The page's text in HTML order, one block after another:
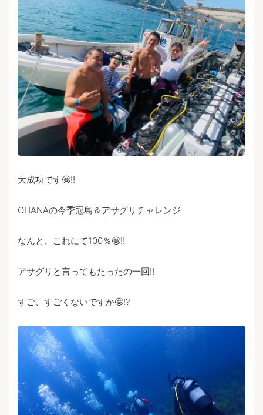
大成功です🤩‼️
OHANAの今季冠島＆アサグリチャレンジ
なんと、これにて100％🤩‼️
アサグリと言ってもたったの一回‼️
すご、すごくないですか🤩⁉️